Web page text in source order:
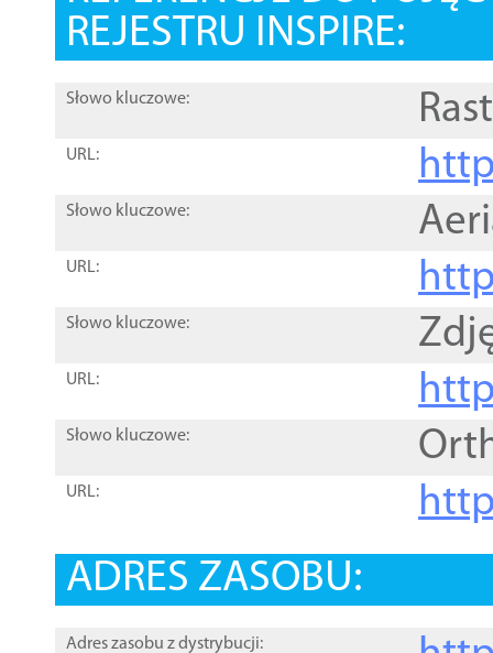
REJESTRU INSPIRE:
Słowo kluczowe:
URL:
Słowo kluczowe:
URL:
Słowo kluczowe:
URL:
Słowo kluczowe:
URL:
ADRES ZASOBU:
Adres zasobu z dystrybucji: